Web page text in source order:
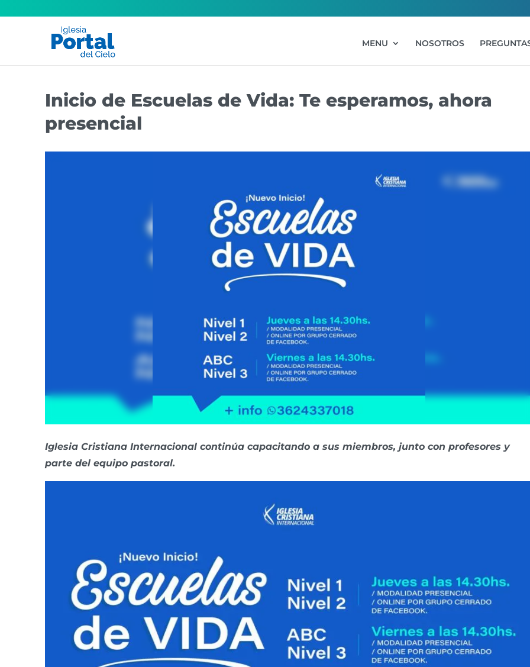
MENU NOSOTROS
Inicio de Escuelas de Vida: Te esperamos, ahora
presencial
Iglesia Cristiana Internacional continúa capacitando a sus miembros, junto con profesores y
parte del equipo pastoral.